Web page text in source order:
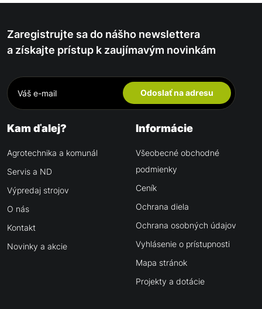
Zaregistrujte sa do nášho newslettera
a získajte prístup k zaujímavým novinkám
Odoslať na adresu
Kam ďalej?
Agrotechnika a komunál
Servis a ND
Výpredaj strojov
O nás
Kontakt
Novinky a akcie
Informácie
Všeobecné obchodné
podmienky
Ceník
Ochrana diela
Ochrana osobných údajov
Vyhlásenie o prístupnosti
Mapa stránok
Projekty a dotácie